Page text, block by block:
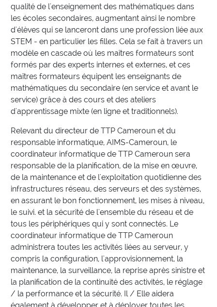
qualité de l'enseignement des mathématiques dans
les écoles secondaires, augmentant ainsi le nombre
d'élèves qui se lanceront dans une profession liée aux
STEM - en particulier les filles. Cela se fait à travers un
modèle en cascade où les maîtres formateurs sont
formés par des experts internes et externes, et ces
maîtres formateurs équipent les enseignants de
mathématiques du secondaire (en service et avant le
service) grâce à des cours et des ateliers
d'apprentissage mixte (en ligne et traditionnels).
Relevant du directeur de TTP Cameroun et du
responsable informatique, AIMS-Cameroun, le
coordinateur informatique de TTP Cameroun sera
responsable de la planification, de la mise en œuvre,
de la maintenance et de l'exploitation quotidienne des
infrastructures réseau, des serveurs et des systèmes,
en assurant le bon fonctionnement, les mises à niveau,
le suivi. et la sécurité de l'ensemble du réseau et de
tous les périphériques qui y sont connectés. Le
coordinateur informatique de TTP Cameroun
administrera toutes les activités liées au serveur, y
compris la configuration, l'approvisionnement, la
maintenance, la surveillance, la reprise après sinistre et
la planification de la continuité des activités, le réglage
/ la performance et la sécurité. Il / Elle aidera